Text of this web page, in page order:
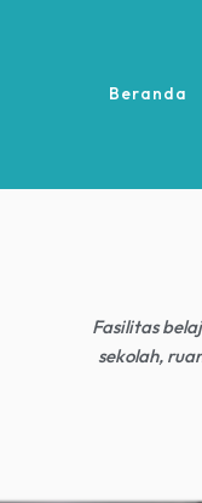
Beranda
Fasilitas
sekolah,